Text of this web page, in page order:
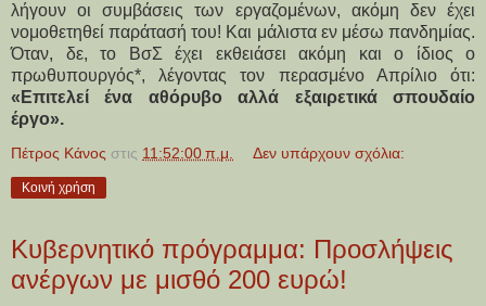
λήγουν οι συμβάσεις των εργαζομένων, ακόμη δεν έχει
νομοθετηθεί παράτασή του! Και μάλιστα εν μέσω πανδημίας.
Όταν, δε, το ΒσΣ έχει εκθειάσει ακόμη και ο ίδιος ο
πρωθυπουργός*, λέγοντας τον περασμένο Απρίλιο ότι:
«Επιτελεί ένα αθόρυβο αλλά εξαιρετικά σπουδαίο
έργο».
Πέτρος Κάνος στις 11:52:00 π.μ. Δεν υπάρχουν σχόλια:
Κοινή χρήση
Κυβερνητικό πρόγραμμα: Προσλήψεις
ανέργων με μισθό 200 ευρώ!